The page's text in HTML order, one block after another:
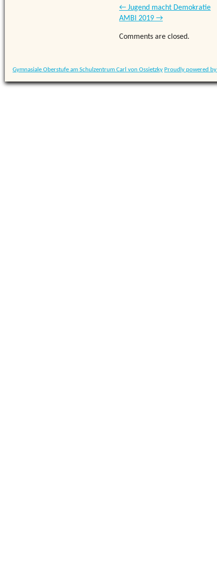
← Jugend macht Demokratie
AMBI 2019 →
Comments are closed.
Gymnasiale Oberstufe am Schulzentrum Carl von Ossietzky Proudly powered